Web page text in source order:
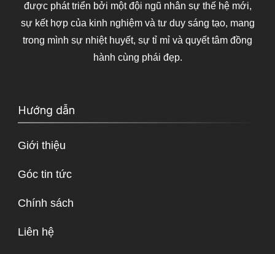
được phát triển bởi một đội ngũ nhân sự thế hệ mới,
sự kết hợp của kinh nghiệm và tư duy sáng tạo, mang
trong mình sự nhiệt huyết, sự tỉ mỉ và quyết tâm đồng
hành cùng phái đẹp.
Hướng dẫn
Giới thiệu
Góc tin tức
Chính sách
Liên hệ